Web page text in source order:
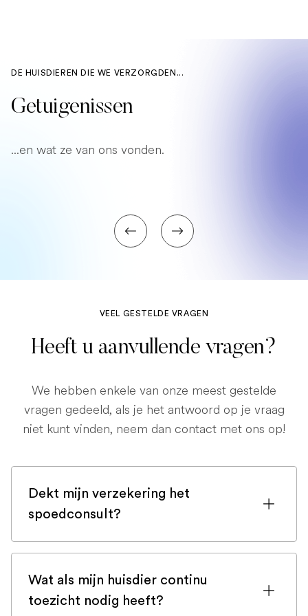
DE HUISDIEREN DIE WE VERZORGDEN...
Getuigenissen
...en wat ze van ons vonden.
VEEL GESTELDE VRAGEN
Heeft u aanvullende vragen?
We hebben enkele van onze meest gestelde
vragen gedeeld, als je het antwoord op je vraag
niet kunt vinden, neem dan contact met ons op!
Dekt mijn verzekering het
spoedconsult?
Als u bent ingeschreven bij een
dat een spoedconsult wordt gedekt.
Maar controleer voor de zekerheid uw
Wat als mijn huisdier continu
toezicht nodig heeft?